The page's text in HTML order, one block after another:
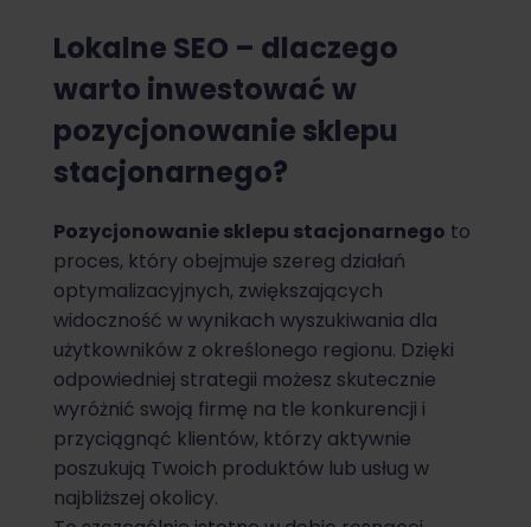
Lokalne SEO – dlaczego
warto inwestować w
pozycjonowanie sklepu
stacjonarnego?
Pozycjonowanie sklepu stacjonarnego to
proces, który obejmuje szereg działań
optymalizacyjnych, zwiększających
widoczność w wynikach wyszukiwania dla
użytkowników z określonego regionu. Dzięki
odpowiedniej strategii możesz skutecznie
wyróżnić swoją firmę na tle konkurencji i
przyciągnąć klientów, którzy aktywnie
poszukują Twoich produktów lub usług w
najbliższej okolicy.